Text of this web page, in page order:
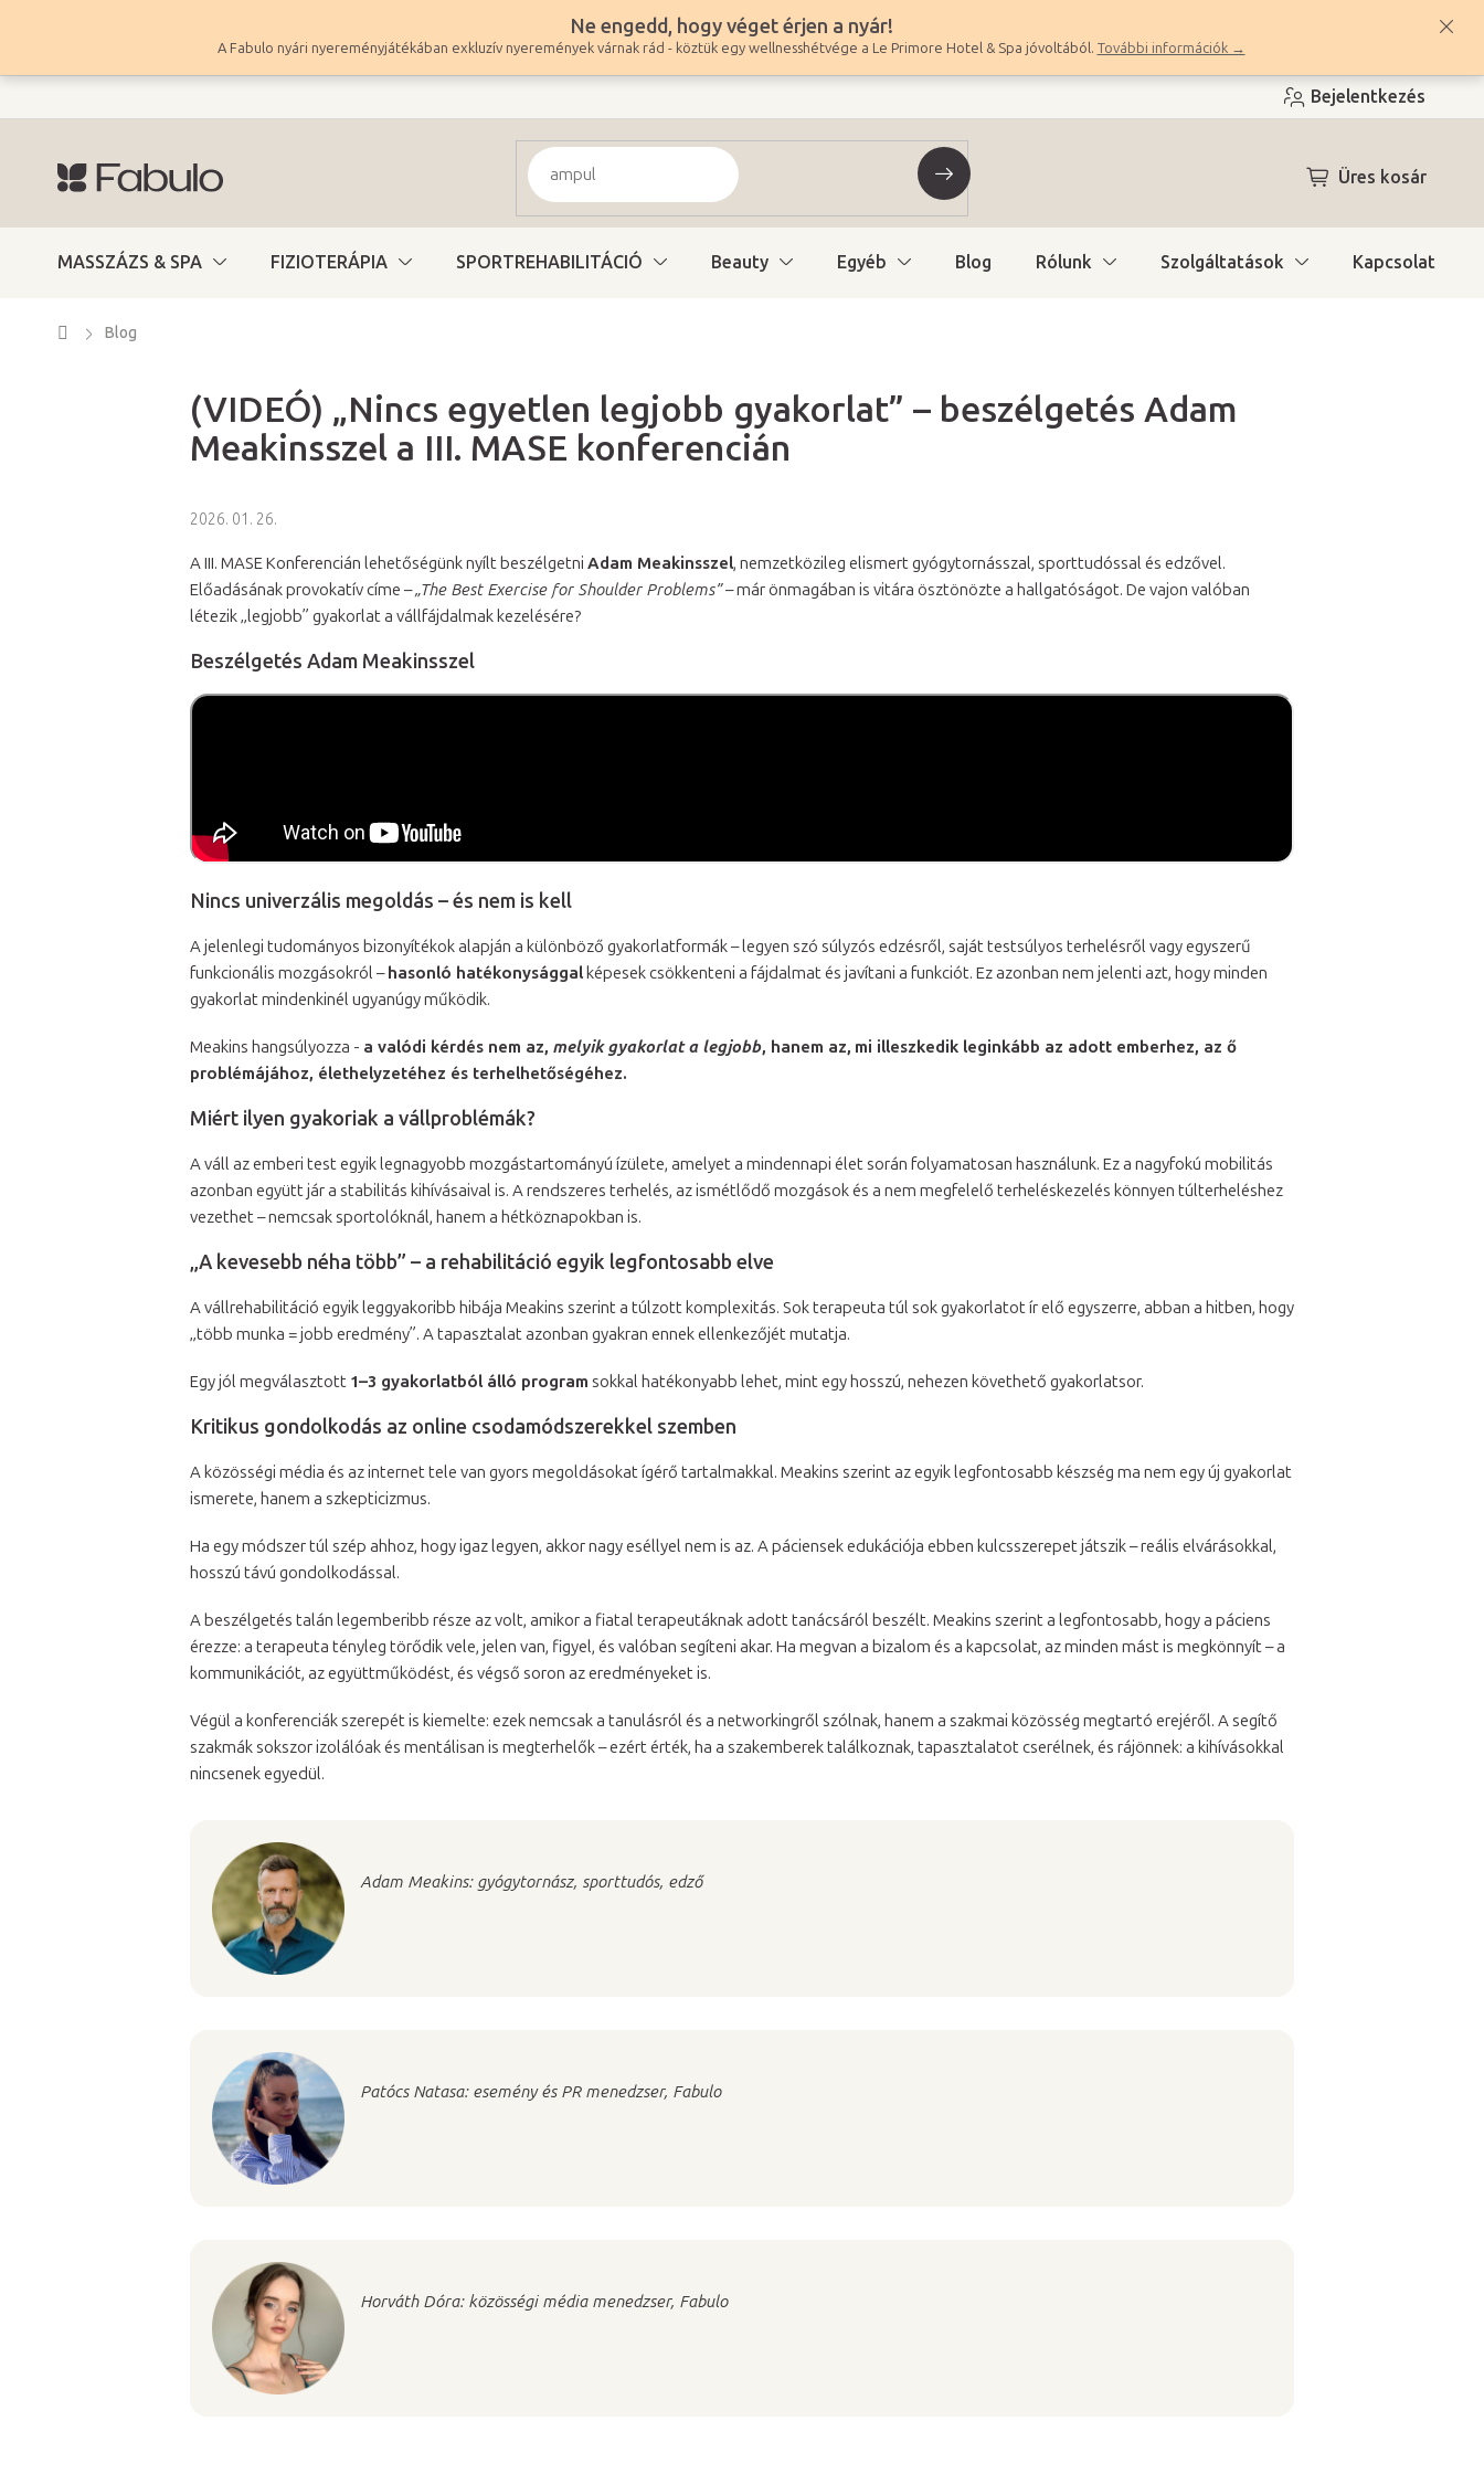
tartalomhoz
Ne engedd, hogy véget érjen a nyár!
A Fabulo nyári nyereményjátékában exkluzív nyeremények várnak rád - köztük egy wellnesshétvége a Le Primore Hotel & Spa jóvoltából. További információk →
Bejelentkezés
KOSÁR
Üres kosár
MASSZÁZS & SPA FIZIOTERÁPIA SPORTREHABILITÁCIÓ Beauty Egyéb Blog Rólunk Szolgáltatások Kapcsolat
Kezdőlap
Blog
(VIDEÓ) „Nincs egyetlen legjobb gyakorlat” – beszélgetés Adam
Meakinsszel a III. MASE konferencián
2026. 01. 26.
A III. MASE Konferencián lehetőségünk nyílt beszélgetni Adam Meakinsszel, nemzetközileg elismert gyógytornásszal, sporttudóssal és edzővel.
Előadásának provokatív címe –„The Best Exercise for Shoulder Problems”– már önmagában is vitára ösztönözte a hallgatóságot. De vajon valóban
létezik „legjobb” gyakorlat a vállfájdalmak kezelésére?
Beszélgetés Adam Meakinsszel
Nincs univerzális megoldás – és nem is kell
A jelenlegi tudományos bizonyítékok alapján a különböző gyakorlatformák – legyen szó súlyzós edzésről, saját testsúlyos terhelésről vagy egyszerű
funkcionális mozgásokról – hasonló hatékonysággal képesek csökkenteni a fájdalmat és javítani a funkciót. Ez azonban nem jelenti azt, hogy minden
gyakorlat mindenkinél ugyanúgy működik.
Meakins hangsúlyozza - a valódi kérdés nem az, melyik gyakorlat a legjobb, hanem az, mi illeszkedik leginkább az adott emberhez, az ő
problémájához, élethelyzetéhez és terhelhetőségéhez.
Miért ilyen gyakoriak a vállproblémák?
A váll az emberi test egyik legnagyobb mozgástartományú ízülete, amelyet a mindennapi élet során folyamatosan használunk. Ez a nagyfokú mobilitás
azonban együtt jár a stabilitás kihívásaival is. A rendszeres terhelés, az ismétlődő mozgások és a nem megfelelő terheléskezelés könnyen túlterheléshez
vezethet – nemcsak sportolóknál, hanem a hétköznapokban is.
„A kevesebb néha több” – a rehabilitáció egyik legfontosabb elve
A vállrehabilitáció egyik leggyakoribb hibája Meakins szerint a túlzott komplexitás. Sok terapeuta túl sok gyakorlatot ír elő egyszerre, abban a hitben, hogy
„több munka = jobb eredmény”. A tapasztalat azonban gyakran ennek ellenkezőjét mutatja.
Egy jól megválasztott 1–3 gyakorlatból álló program sokkal hatékonyabb lehet, mint egy hosszú, nehezen követhető gyakorlatsor.
Kritikus gondolkodás az online csodamódszerekkel szemben
A közösségi média és az internet tele van gyors megoldásokat ígérő tartalmakkal. Meakins szerint az egyik legfontosabb készség ma nem egy új gyakorlat
ismerete, hanem a szkepticizmus.
Ha egy módszer túl szép ahhoz, hogy igaz legyen, akkor nagy eséllyel nem is az. A páciensek edukációja ebben kulcsszerepet játszik – reális elvárásokkal,
hosszú távú gondolkodással.
A beszélgetés talán legemberibb része az volt, amikor a fiatal terapeutáknak adott tanácsáról beszélt. Meakins szerint a legfontosabb, hogy a páciens
érezze: a terapeuta tényleg törődik vele, jelen van, figyel, és valóban segíteni akar. Ha megvan a bizalom és a kapcsolat, az minden mást is megkönnyít – a
kommunikációt, az együttműködést, és végső soron az eredményeket is.
Végül a konferenciák szerepét is kiemelte: ezek nemcsak a tanulásról és a networkingről szólnak, hanem a szakmai közösség megtartó erejéről. A segítő
szakmák sokszor izolálóak és mentálisan is megterhelők – ezért érték, ha a szakemberek találkoznak, tapasztalatot cserélnek, és rájönnek: a kihívásokkal
nincsenek egyedül.
Adam Meakins: gyógytornász, sporttudós, edző
Patócs Natasa: esemény és PR menedzser, Fabulo
Horváth Dóra: közösségi média menedzser, Fabulo